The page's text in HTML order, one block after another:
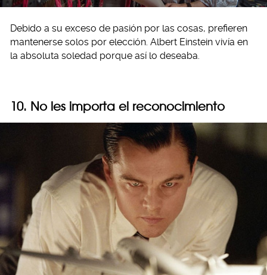
Debido a su exceso de pasión por las cosas, prefieren
mantenerse solos por elección. Albert Einstein vivía en
la absoluta soledad porque así lo deseaba.
10. No les importa el reconocimiento